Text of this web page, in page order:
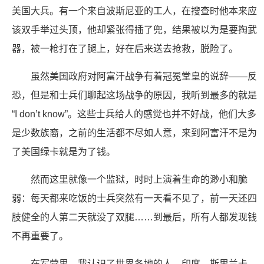
美国大兵。有一个来自波斯尼亚的工人，在搜查时他本来应
该双手举过头顶，他却紧张得插了兜，结果被以为是要掏武
器，被一枪打在了腿上，好在后来送去抢救，脱险了。
虽然美国政府对阿富汗战争有着冠冕堂皇的说辞——反
恐，但是和士兵们聊起这场战争的原因，我听到最多的就是
“I don’t know”。这些士兵给人的感觉也并不好战，他们大多
是少数族裔，之前的生活都不尽如人意，来到阿富汗不是为
了美国绿卡就是为了钱。
然而这里就像一个监狱，时时上演着生命的渺小和脆
弱：每天都来吃饭的士兵突然有一天看不见了，前一天还四
肢健全的人第二天就没了双腿……到最后，所有人都发现钱
不再重要了。